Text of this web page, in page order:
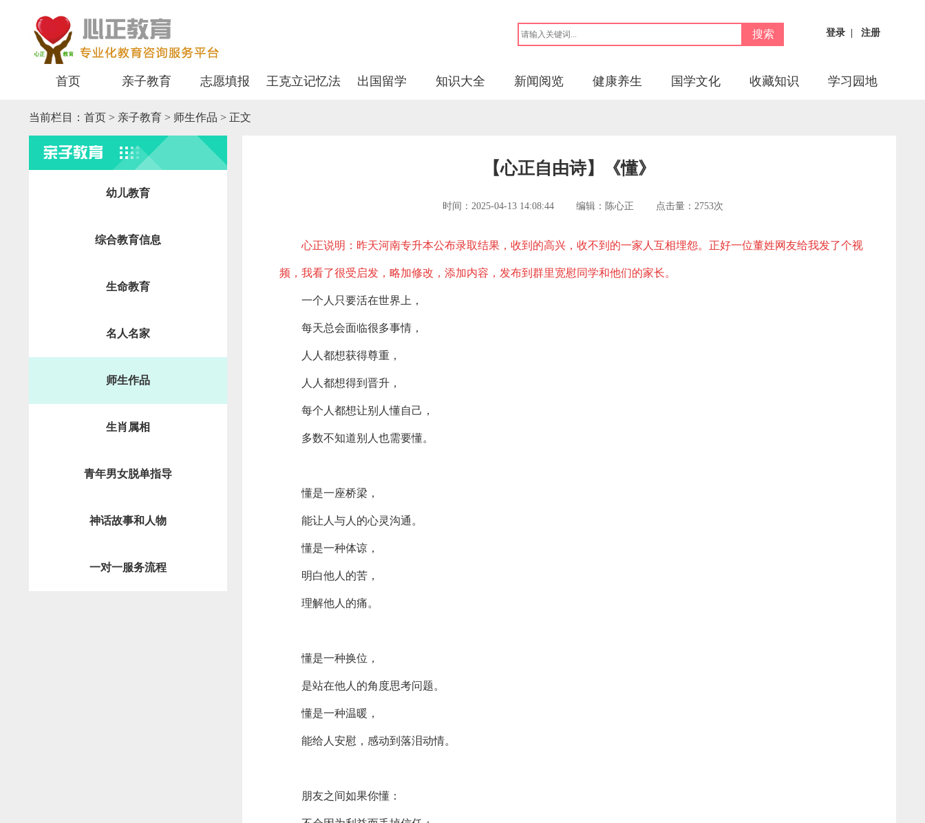
搜索 登录 注册
首页 亲子教育 志愿填报 王克立记忆法 出国留学 知识大全 新闻阅览 健康养生 国学文化 收藏知识 学习园地
当前栏目： 首页 > 亲子教育 > 师生作品 > 正文
亲子教育
幼儿教育
综合教育信息
生命教育
名人名家
师生作品
生肖属相
青年男女脱单指导
神话故事和人物
一对一服务流程
【心正自由诗】《懂》
时间：2025-04-13 14:08:44 编辑：陈心正 点击量：2753次
心正说明：昨天河南专升本公布录取结果，收到的高兴，收不到的一家人互相埋怨。正好一位董姓网友给我发了个视
频，我看了很受启发，略加修改，添加内容，发布到群里宽慰同学和他们的家长。
一个人只要活在世界上，
每天总会面临很多事情，
人人都想获得尊重，
人人都想得到晋升，
每个人都想让别人懂自己，
多数不知道别人也需要懂。
懂是一座桥梁，
能让人与人的心灵沟通。
懂是一种体谅，
明白他人的苦，
理解他人的痛。
懂是一种换位，
是站在他人的角度思考问题。
懂是一种温暖，
能给人安慰，感动到落泪动情。
朋友之间如果你懂：